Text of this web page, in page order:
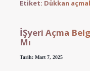
Etiket: Dükkan
İŞyeri Açma
Mı
Tarih: Mart 7, 2025